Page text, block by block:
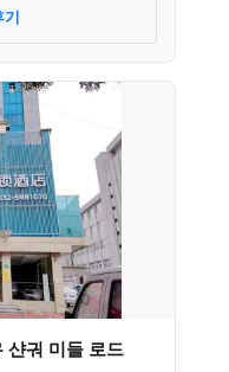
기
샨궈 미들 로드